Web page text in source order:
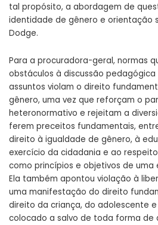
tal propósito, a abordagem de
identidade de gênero e orientação
Dodge.
Para a procuradora-geral, normas
obstáculos à discussão
assuntos violam o direito
gênero, uma vez que reforçam o
heteronormativo e rejeitam a
ferem preceitos fundamentais,
direito à igualdade de gênero, à
exercício da cidadania e ao
como princípios e objetivos de
Ela também apontou violação à
uma manifestação do direito
direito da criança, do adolescente
colocado a salvo de toda forma de